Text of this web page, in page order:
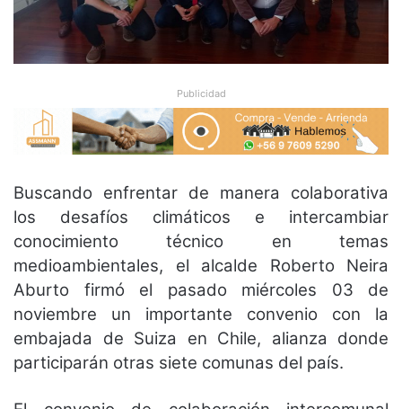
Publicidad
Buscando enfrentar de manera colaborativa
los desafíos climáticos e intercambiar
conocimiento técnico en temas
medioambientales, el alcalde Roberto Neira
Aburto firmó el pasado miércoles 03 de
noviembre un importante convenio con la
embajada de Suiza en Chile, alianza donde
participarán otras siete comunas del país.